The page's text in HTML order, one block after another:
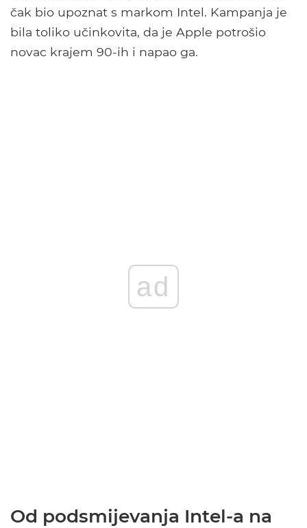
čak bio upoznat s markom Intel. Kampanja je
bila toliko učinkovita, da je Apple potrošio
novac krajem 90-ih i napao ga.
ad
Od podsmijevanja Intel-a na